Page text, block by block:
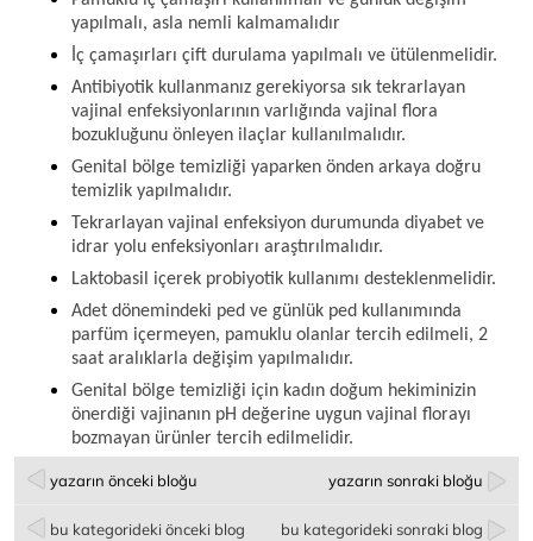
yapılmalı, asla nemli kalmamalıdır
İç çamaşırları çift durulama yapılmalı ve ütülenmelidir.
Antibiyotik kullanmanız gerekiyorsa sık tekrarlayan
vajinal enfeksiyonlarının varlığında vajinal flora
bozukluğunu önleyen ilaçlar kullanılmalıdır.
Genital bölge temizliği yaparken önden arkaya doğru
temizlik yapılmalıdır.
Tekrarlayan vajinal enfeksiyon durumunda diyabet ve
idrar yolu enfeksiyonları araştırılmalıdır.
Laktobasil içerek probiyotik kullanımı desteklenmelidir.
Adet dönemindeki ped ve günlük ped kullanımında
parfüm içermeyen, pamuklu olanlar tercih edilmeli, 2
saat aralıklarla değişim yapılmalıdır.
Genital bölge temizliği için kadın doğum hekiminizin
önerdiği vajinanın pH değerine uygun vajinal florayı
bozmayan ürünler tercih edilmelidir.
yazarın önceki bloğu yazarın sonraki bloğu
bu kategorideki önceki blog bu kategorideki sonraki blog